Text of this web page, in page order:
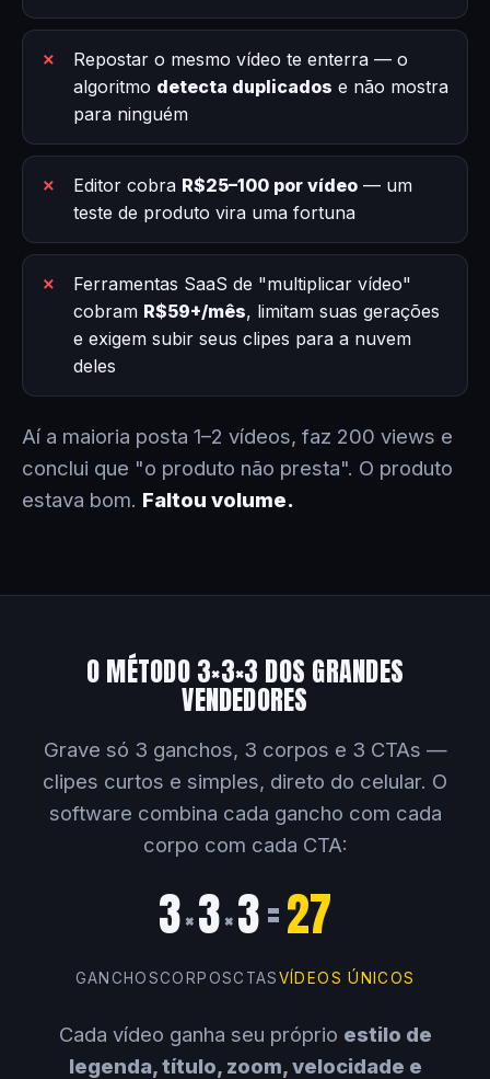
Repostar o mesmo vídeo te enterra — o
algoritmo detecta duplicados e não mostra
para ninguém
Editor cobra R$25–100 por vídeo — um
teste de produto vira uma fortuna
Ferramentas SaaS de "multiplicar vídeo"
cobram R$59+/mês, limitam suas gerações
e exigem subir seus clipes para a nuvem
deles
Aí a maioria posta 1–2 vídeos, faz 200 views e
conclui que "o produto não presta". O produto
estava bom. Faltou volume.
O MÉTODO 3×3×3 DOS GRANDES
VENDEDORES
Grave só 3 ganchos, 3 corpos e 3 CTAs —
clipes curtos e simples, direto do celular. O
software combina cada gancho com cada
corpo com cada CTA:
3×3×3=27
GANCHOSCORPOSCTASVÍDEOS ÚNICOS
Cada vídeo ganha seu próprio estilo de
legenda, título, zoom, velocidade e